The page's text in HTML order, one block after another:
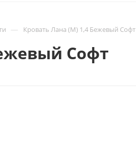
— Кровать Лана (М) 1,4 Бежевый Софт
Софт